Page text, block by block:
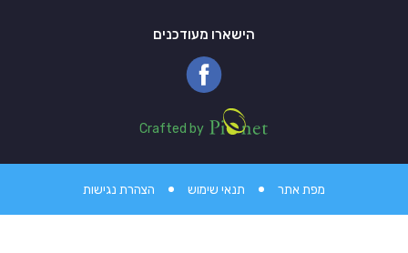
הישארו מעודכנים
Crafted by
Pionet Logo
מפת אתר תנאי שימוש הצהרת נגישות